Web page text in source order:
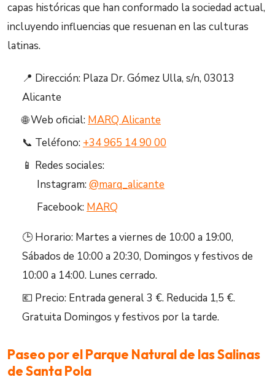
capas históricas que han conformado la sociedad actual,
incluyendo influencias que resuenan en las culturas
latinas.
📍 Dirección: Plaza Dr. Gómez Ulla, s/n, 03013
Alicante
🌐 Web oficial: MARQ Alicante
📞 Teléfono: +34 965 14 90 00
📱 Redes sociales:
Instagram:@marq_alicante
Facebook: MARQ
🕒 Horario: Martes a viernes de 10:00 a 19:00,
Sábados de 10:00 a 20:30, Domingos y festivos de
10:00 a 14:00. Lunes cerrado.
💶 Precio: Entrada general 3 €. Reducida 1,5 €.
Gratuita Domingos y festivos por la tarde.
Paseo por el Parque Natural de las Salinas
de Santa Pola